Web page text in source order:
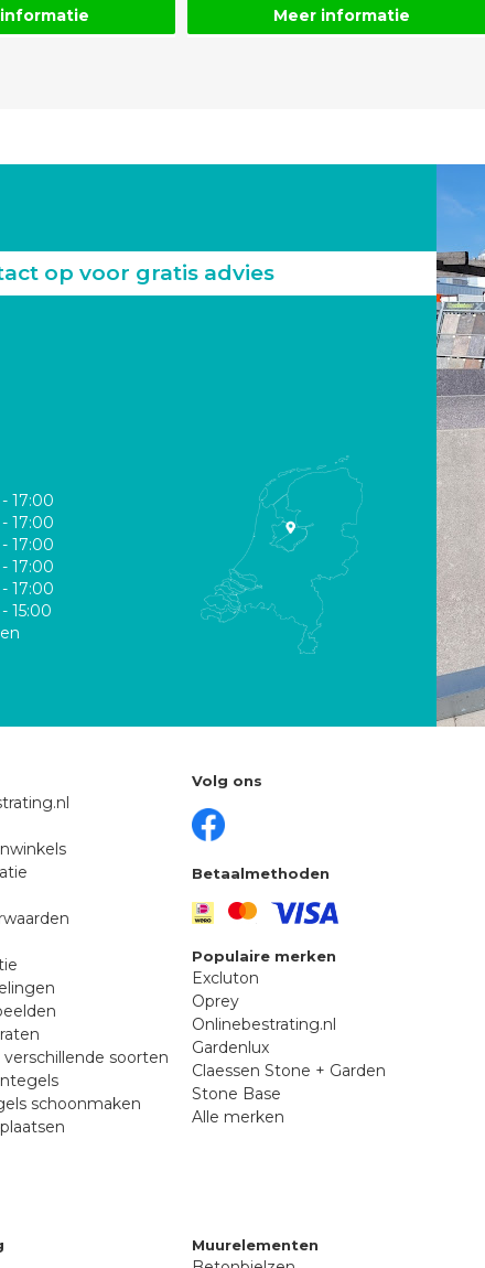
Meer informatie
op voor gratis advies
17:00
17:00
17:00
17:00
17:00
15:00
soorten
schoonmaken
Volg ons
Betaalmethoden
Populaire merken
Excluton
Oprey
Onlinebestrating.nl
Gardenlux
Claessen Stone + Garden
Stone Base
Alle merken
Muurelementen